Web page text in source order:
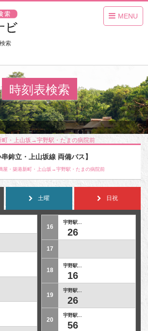
MENU
索
時刻表検索
・上山坂→宇野駅・たまの病院前
鉾立・上山坂線 両備バス】
屋・築港新町・上山坂→宇野駅・たまの病院前
土曜 日祝
16
宇野駅...
26
17
18
宇野駅...
16
19
宇野駅...
26
20
宇野駅...
56